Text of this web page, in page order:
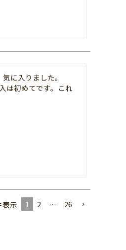
に入りました。
は初めてです。これ
表示 1 2 … 26